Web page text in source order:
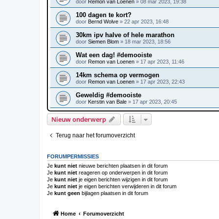
door Remon van Loenen » 08 mar 2023, 19:38
100 dagen te kort?
door Bernd Wolve » 22 apr 2023, 16:48
30km ipv halve of hele marathon
door Siemen Blom » 18 mar 2023, 18:56
Wat een dag! #demooiste
door Remon van Loenen » 17 apr 2023, 11:46
14km schema op vermogen
door Remon van Loenen » 17 apr 2023, 22:43
Geweldig #demooiste
door Kerstin van Bale » 17 apr 2023, 20:45
Nieuw onderwerp
Terug naar het forumoverzicht
FORUMPERMISSIES
Je kunt niet nieuwe berichten plaatsen in dit forum
Je kunt niet reageren op onderwerpen in dit forum
Je kunt niet je eigen berichten wijzigen in dit forum
Je kunt niet je eigen berichten verwijderen in dit forum
Je kunt geen bijlagen plaatsen in dit forum
Home Forumoverzicht